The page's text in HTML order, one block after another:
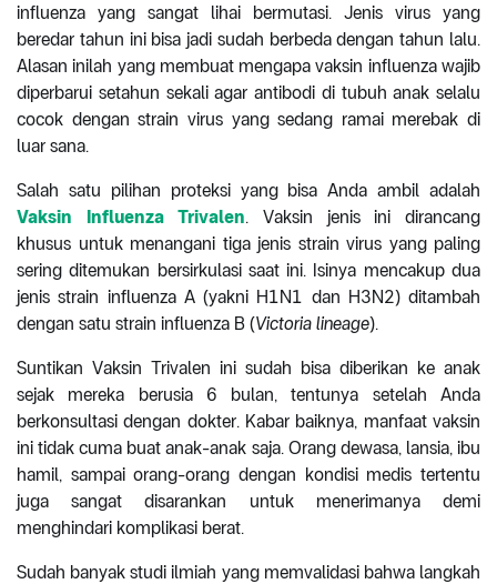
influenza yang sangat lihai bermutasi. Jenis virus yang
beredar tahun ini bisa jadi sudah berbeda dengan tahun lalu.
Alasan inilah yang membuat mengapa vaksin influenza wajib
diperbarui setahun sekali agar antibodi di tubuh anak selalu
cocok dengan strain virus yang sedang ramai merebak di
luar sana.
Salah satu pilihan proteksi yang bisa Anda ambil adalah
Vaksin Influenza Trivalen. Vaksin jenis ini dirancang
khusus untuk menangani tiga jenis strain virus yang paling
sering ditemukan bersirkulasi saat ini. Isinya mencakup dua
jenis strain influenza A (yakni H1N1 dan H3N2) ditambah
dengan satu strain influenza B (Victoria lineage).
Suntikan Vaksin Trivalen ini sudah bisa diberikan ke anak
sejak mereka berusia 6 bulan, tentunya setelah Anda
berkonsultasi dengan dokter. Kabar baiknya, manfaat vaksin
ini tidak cuma buat anak-anak saja. Orang dewasa, lansia, ibu
hamil, sampai orang-orang dengan kondisi medis tertentu
juga sangat disarankan untuk menerimanya demi
menghindari komplikasi berat.
Sudah banyak studi ilmiah yang memvalidasi bahwa langkah